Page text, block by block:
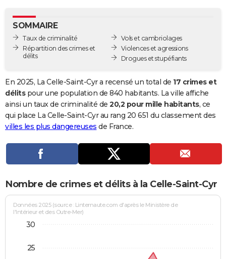
GUIDES D'ACHAT
BONS PLANS
Carte de Noël
Carte Bonne année
Carte Saint-Valentin
Carte Pâques
Carte d'anniversaire
DICTIONNAIRE
Dictionnaire
Biographies
Citations
Expressions
Proverbes
PROGRAMME TV
Se connecter
Entreprises
Service militaire
Avis de recherche
AVIS DE DÉCÈS
Bricolage
Lifestyle
Culture
Sport
Auto
Television
Voyage
Cinema
SOMMAIRE
Taux de criminalité
Répartition des crimes et
délits
Vols et cambriolages
Violences et agressions
Drogues et stupéfiants
En 2025, La Celle-Saint-Cyr a recensé un total de 17 crimes et
délitspour une population de 840 habitants. La ville affiche
ainsi un taux de criminalité de 20,2 pour mille habitants, ce
qui place La Celle-Saint-Cyr au rang 20 651 du classement des
villes les plus dangereuses de France.
Nombre de crimes et délits à la Celle-Saint-Cyr
Données 2025 (source : Linternaute.com d'après le Ministère de
l'Intérieur et des Outre-Mer)
25
30